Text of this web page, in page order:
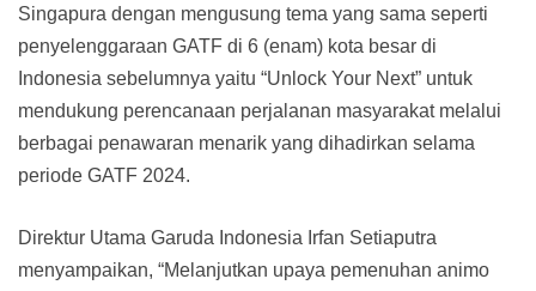
Singapura dengan mengusung tema yang sama seperti
penyelenggaraan GATF di 6 (enam) kota besar di
Indonesia sebelumnya yaitu “Unlock Your Next” untuk
mendukung perencanaan perjalanan masyarakat melalui
berbagai penawaran menarik yang dihadirkan selama
periode GATF 2024.
Direktur Utama Garuda Indonesia Irfan Setiaputra
menyampaikan, “Melanjutkan upaya pemenuhan animo